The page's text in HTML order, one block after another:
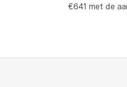
€641 met de